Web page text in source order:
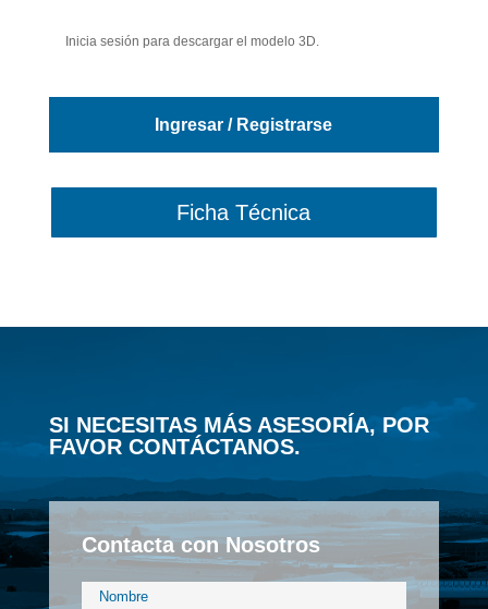
Inicia sesión para descargar el modelo 3D.
Ingresar / Registrarse
Ficha Técnica
SI NECESITAS MÁS ASESORÍA, POR
FAVOR CONTÁCTANOS.
Contacta con Nosotros